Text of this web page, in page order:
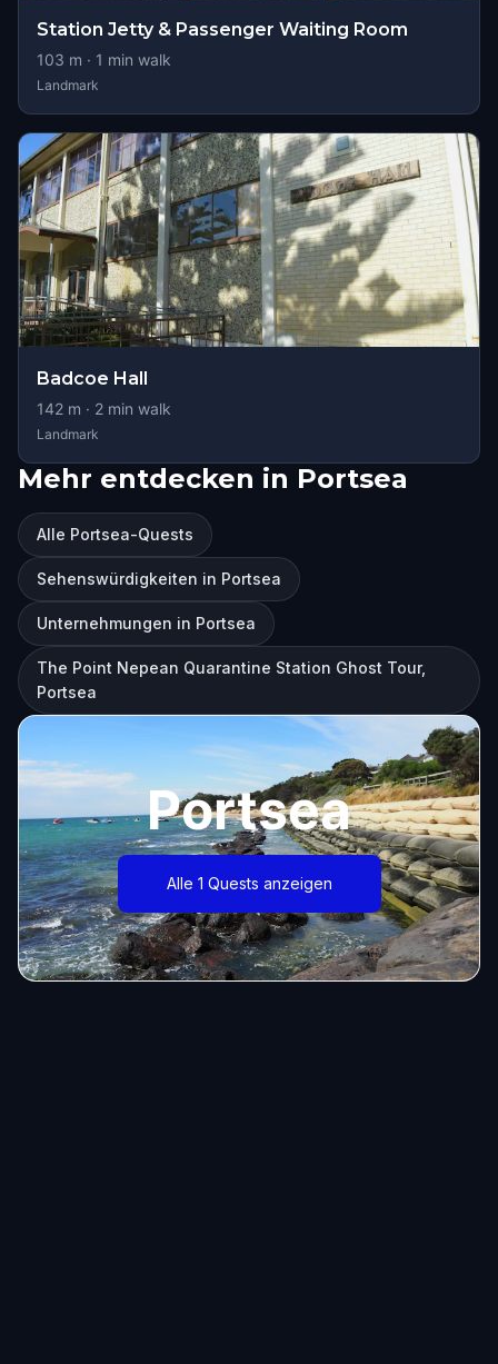
Station Jetty & Passenger Waiting Room
103 m · 1 min walk
Landmark
Badcoe Hall
142 m · 2 min walk
Landmark
Mehr entdecken in Portsea
Alle Portsea-Quests
Sehenswürdigkeiten in Portsea
Unternehmungen in Portsea
The Point Nepean Quarantine Station Ghost Tour,
Portsea
Portsea
Alle 1 Quests anzeigen